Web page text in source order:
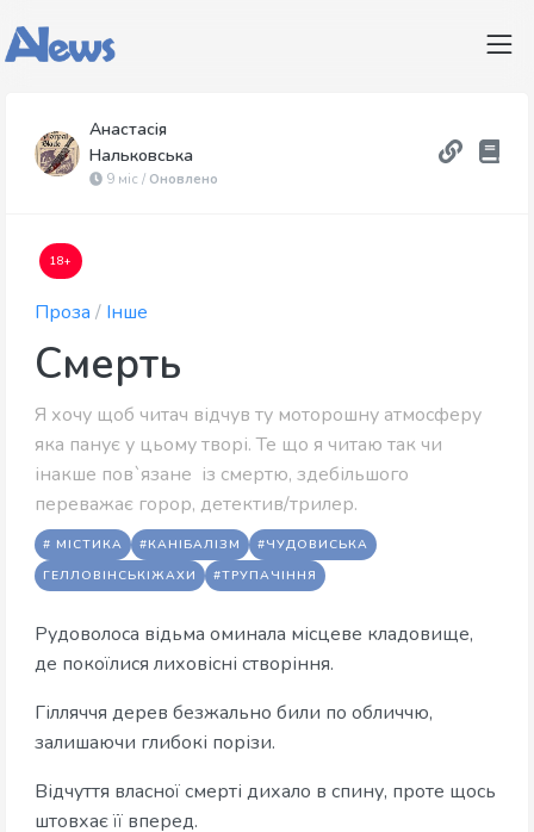
Анастасія
Нальковська
9 міс / Оновлено
18+
Проза / Інше
Смерть
Я хочу щоб читач відчув ту моторошну атмосферу
яка панує у цьому творі. Те що я читаю так чи
інакше пов`язане із смертю, здебільшого
переважає горор, детектив/трилер.
# МІСТИКА #КАНІБАЛІЗМ
#ЧУДОВИСЬКА
ГЕЛЛОВІНСЬКІЖАХИ
#ТРУПАЧІННЯ
Рудоволоса відьма оминала місцеве кладовище,
де покоїлися лиховісні створіння.
Гілляччя дерев безжально били по обличчю,
залишаючи глибокі порізи.
Відчуття власної смерті дихало в спину, проте щось
штовхає її вперед.